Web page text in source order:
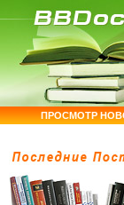
ПРОСМОТР